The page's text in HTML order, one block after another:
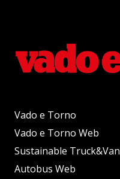
Vado e Torno
Vado e Torno Web
Sustainable Truck&Van
Autobus Web